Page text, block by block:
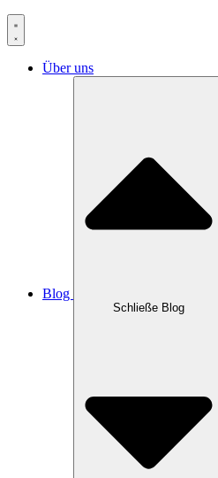
Über uns
Blog
Schließe Blog